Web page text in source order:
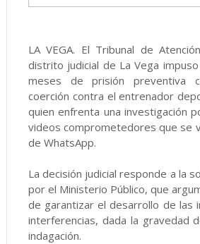
LA VEGA. El Tribunal de
distrito judicial de La Vega
meses de prisión preventiva
coerción contra el entrenador
quien enfrenta una investigación
videos comprometedores que se
de WhatsApp.
La decisión judicial responde a la
por el Ministerio Público, que
de garantizar el desarrollo de las
interferencias, dada la gravedad
indagación.